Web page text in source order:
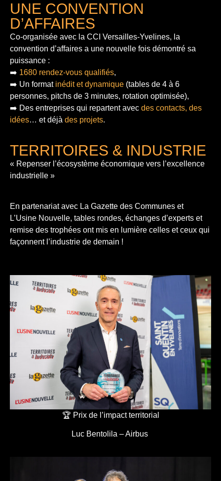
UNE CONVENTION
D’AFFAIRES
Co-organisée avec la CCI Versailles-Yvelines, la
convention d’affaires a une nouvelle fois démontré sa
puissance :
➡️ 1680 rendez-vous qualifiés,
➡️ Un format inédit et dynamique (tables de 4 à 6
personnes, pitchs de 3 minutes, rotation optimisée),
➡️ Des entreprises qui repartent avec des contacts, des
idées… et déjà des projets.
TERRITOIRES & INDUSTRIE
« Repenser l’écosystème économique vers l’excellence
industrielle »
En partenariat avec La Gazette des Communes et
L’Usine Nouvelle, tables rondes, échanges d’experts et
remise des trophées ont mis en lumière celles et ceux qui
façonnent l’industrie de demain !
🏆 Prix de l’impact territorial
Luc Bentolila – Airbus